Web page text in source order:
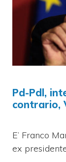
Pd-Pdl,
contrario,
E’ Franco
ex